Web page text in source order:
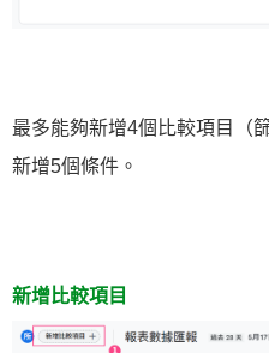
最多能夠新增4個比較項目（
新增5個條件。
新增比較項目